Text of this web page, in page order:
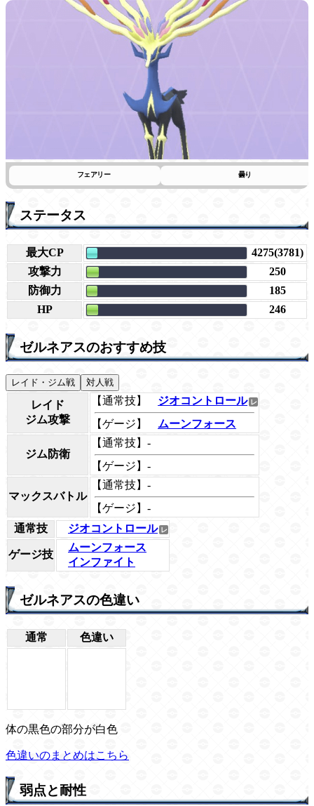
フェアリー 曇り
ステータス
最大CP
4275(3781)
攻撃力
250
防御力
185
HP
246
ゼルネアスのおすすめ技
レイド・ジム戦 対人戦
レイド
ジム攻撃
【通常技】
ジオコントロール
【ゲージ】
ムーンフォース
ジム防衛
【通常技】-
【ゲージ】-
マックスバトル
【通常技】-
【ゲージ】-
通常技
ジオコントロール
ゲージ技
ムーンフォース
インファイト
ゼルネアスの色違い
通常 色違い
体の黒色の部分が白色
色違いのまとめはこちら
弱点と耐性